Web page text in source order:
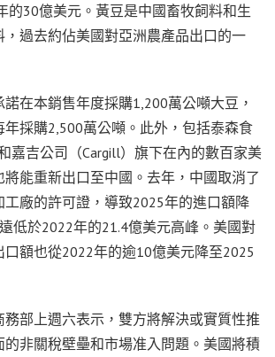
的30億美元。黃豆是中國畜牧飼料和生
，過去約佔美國對亞洲農產品出口的一
在本銷售年度採購1,200萬公噸大豆，
年採購2,500萬公噸。此外，包括泰森食
嘉吉公司（Cargill）旗下在內的數百家美
能重新出口至中國。去年，中國取消了
廠的許可證，導致2025年的進口額降
低於2022年的21.4億美元高峰。美國對
口額也從2022年的逾10億美元降至2025
務部上週六表示，雙方將解決或實質性推
非關稅壁壘和市場准入問題。美國將積